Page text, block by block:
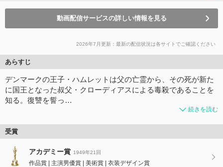
動画配信サービスの詳しい情報を見る
2026年7月更新：最新の配信状況は各サイトでご確認ください
あらすじ
デンマークの王子・ハムレットは父の亡霊から、その死が新た
に国王となった叔父・クローディアスによる毒殺であることを
知る。復讐を誓っ…
続きを読む
受賞
アカデミー賞 1949年21回
作品賞 主演男優賞 美術賞 衣装デザイン賞